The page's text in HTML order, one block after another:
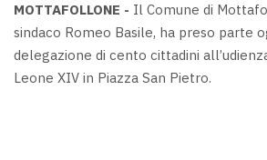
MOTTAFOLLONE - Il Comune di
sindaco Romeo Basile, ha preso parte
delegazione di cento cittadini
Leone XIV in Piazza San Pietro.